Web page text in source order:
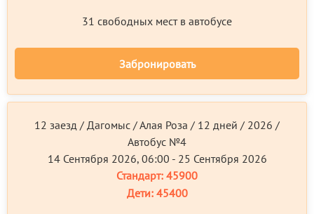
31 свободных мест в автобусе
Забронировать
12 заезд / Дагомыс / Алая Роза / 12 дней / 2026 /
Автобус №4
14 Сентября 2026, 06:00 - 25 Сентября 2026
Стандарт: 45900
Дети:45400